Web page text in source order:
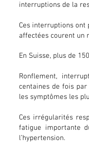
interruptions de la
Ces interruptions ont
affectées courent un
En Suisse, plus de
Ronflement,
centaines de fois
les symptômes les
Ces irrégularités
fatigue importante
l’hypertension.